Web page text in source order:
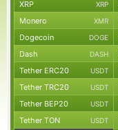
XRP XRP
Monero XMR
Dogecoin DOGE
Dash DASH
Tether ERC20 USDT
Tether TRC20 USDT
Tether BEP20 USDT
Tether TON USDT